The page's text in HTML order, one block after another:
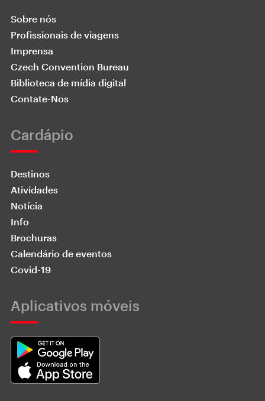
Sobre nós
Profissionais de viagens
Imprensa
Czech Convention Bureau
Biblioteca de mídia digital
Contate-Nos
Cardápio
Destinos
Atividades
Notícia
Info
Brochuras
Calendário de eventos
Covid-19
Aplicativos móveis